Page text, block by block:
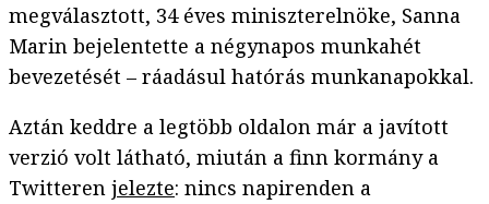
megválasztott, 34 éves miniszterelnöke, Sanna
Marin bejelentette a négynapos munkahét
bevezetését – ráadásul hatórás munkanapokkal.
Aztán keddre a legtöbb oldalon már a javított
verzió volt látható, miután a finn kormány a
Twitteren jelezte: nincs napirenden a